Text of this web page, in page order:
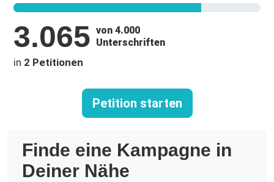
3.065 von 4.000
Unterschriften
in 2 Petitionen
Petition starten
Finde eine Kampagne in
Deiner Nähe